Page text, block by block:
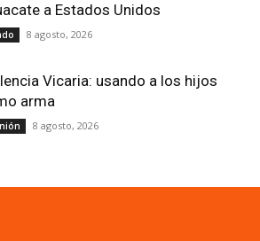
a Estados Unidos
8 agosto, 2026
Vicaria: usando a los hijos
arma
8 agosto, 2026